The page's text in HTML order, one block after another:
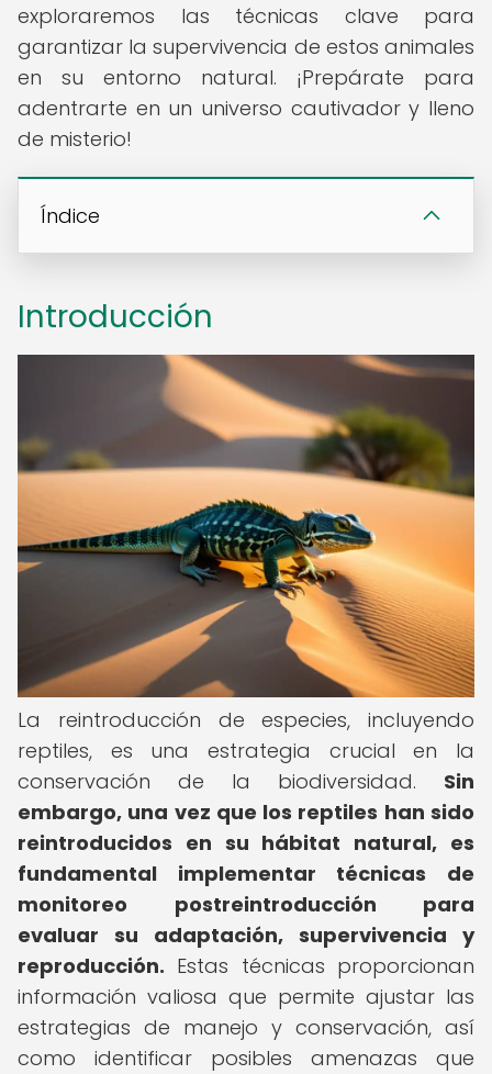
exploraremos las técnicas clave para
garantizar la supervivencia de estos animales
en su entorno natural. ¡Prepárate para
adentrarte en un universo cautivador y lleno
de misterio!
Índice
Introducción
La reintroducción de especies, incluyendo
reptiles, es una estrategia crucial en la
conservación de la biodiversidad. Sin
embargo, una vez que los reptiles han sido
reintroducidos en su hábitat natural, es
fundamental implementar técnicas de
monitoreo postreintroducción para
evaluar su adaptación, supervivencia y
reproducción. Estas técnicas proporcionan
información valiosa que permite ajustar las
estrategias de manejo y conservación, así
como identificar posibles amenazas que